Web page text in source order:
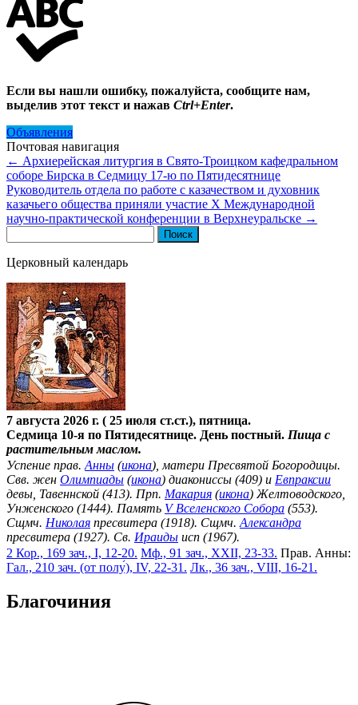
Если вы нашли ошибку, пожалуйста, сообщите нам,
выделив этот текст и нажав Ctrl+Enter.
Объявления
Почтовая навигация
← Архиерейская литургия в Свято-Троицком кафедральном
соборе Бирска в Седмицу 17-ю по Пятидесятнице
Руководитель отдела по работе с казачеством и духовник
казачьего общества приняли участие X Международной
научно-практической конференции в Верхнеуральске →
Церковный календарь
7 августа 2026 г. ( 25 июля ст.ст.), пятница.
Седмица 10-я по Пятидесятнице. День постный. Пища с
растительным маслом.
Успение прав. Анны (икона), матери Пресвятой Богородицы.
Свв. жен Олимпиады (икона) диакониссы (409) и Евпраксии
девы, Тавеннской (413). Прп. Макария (икона) Желтоводского,
Унженского (1444). Память V Вселенского Собора (553).
Сщмч. Николая пресвитера (1918). Сщмч. Александра
пресвитера (1927). Св. Ираиды исп (1967).
2 Кор., 169 зач., I, 12-20. Мф., 91 зач., XXII, 23-33. Прав. Анны:
Гал., 210 зач. (от полу́), IV, 22-31. Лк., 36 зач., VIII, 16-21.
Благочиния